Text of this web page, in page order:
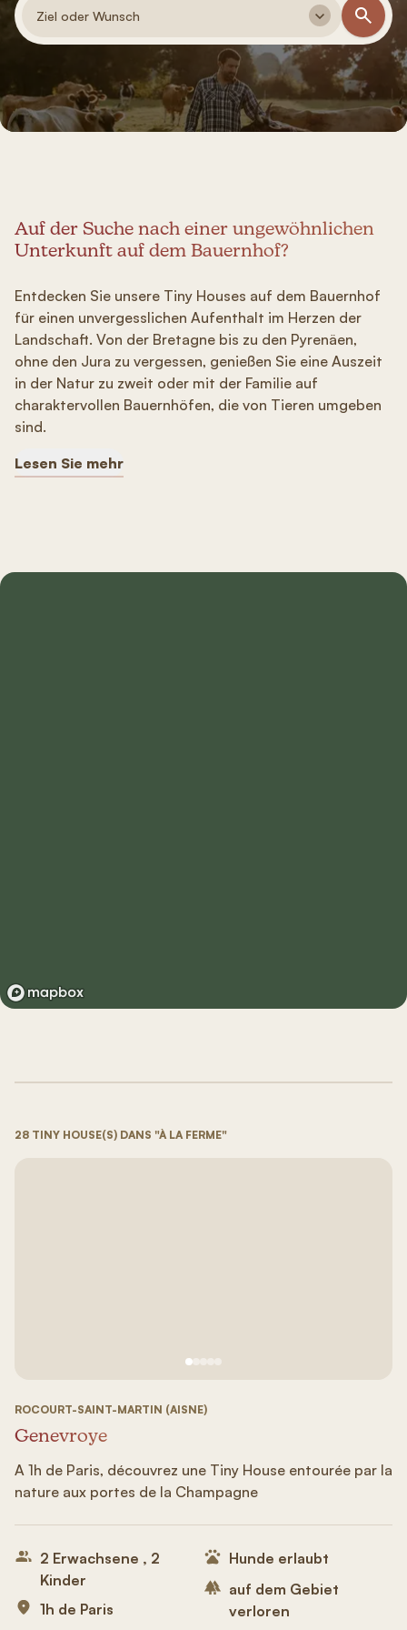
Ziel oder Wunsch
Auf der Suche nach einer ungewöhnlichen
Unterkunft auf dem Bauernhof?
Entdecken Sie unsere Tiny Houses auf dem Bauernhof
für einen unvergesslichen Aufenthalt im Herzen der
Landschaft. Von der Bretagne bis zu den Pyrenäen,
ohne den Jura zu vergessen, genießen Sie eine Auszeit
in der Natur zu zweit oder mit der Familie auf
charaktervollen Bauernhöfen, die von Tieren umgeben
sind.
Lesen Sie mehr
28 TINY HOUSE(S) DANS "À LA FERME"
ROCOURT-SAINT-MARTIN (AISNE)
Genevroye
A 1h de Paris, découvrez une Tiny House entourée par la
nature aux portes de la Champagne
2 Erwachsene , 2
Kinder
1h de Paris
Hunde erlaubt
auf dem Gebiet
verloren